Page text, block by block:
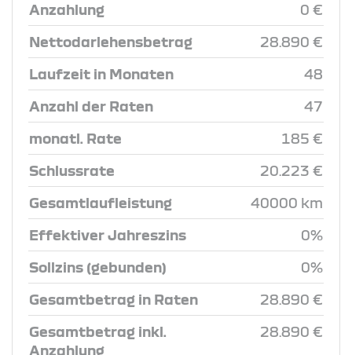
Anzahlung 0 €
Nettodarlehensbetrag 28.890 €
Laufzeit in Monaten 48
Anzahl der Raten 47
monatl. Rate 185 €
Schlussrate 20.223 €
Gesamtlaufleistung 40000 km
Effektiver Jahreszins 0%
Sollzins (gebunden) 0%
Gesamtbetrag in Raten 28.890 €
Gesamtbetrag inkl.
Anzahlung
28.890 €